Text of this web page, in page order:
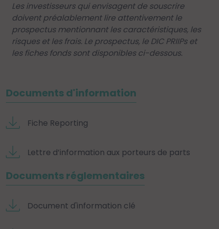
Les investisseurs qui envisagent de souscrire
doivent préalablement lire attentivement le
prospectus mentionnant les caractéristiques, les
risques et les frais. Le prospectus, le DIC PRIIPs et
les fiches fonds sont disponibles ci-dessous.
Documents d'information
Fiche Reporting
Lettre d’information aux porteurs de parts
Documents réglementaires
Document d'information clé